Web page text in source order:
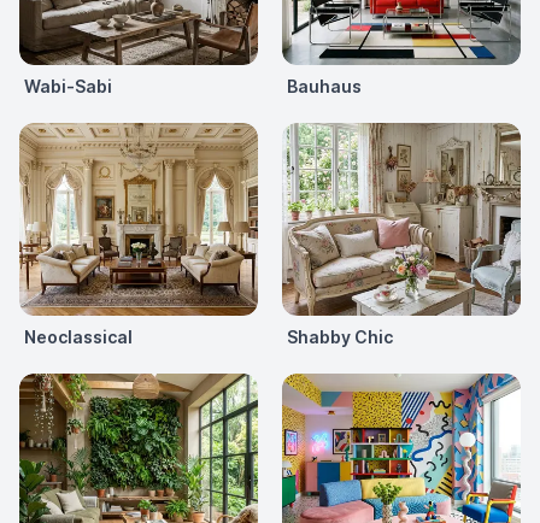
Wabi-Sabi Bauhaus
Neoclassical Shabby Chic